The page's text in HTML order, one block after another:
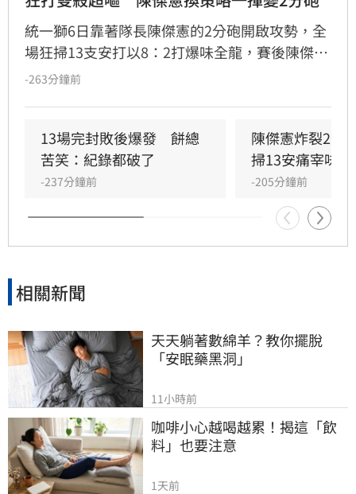
統一獅6日靠著隊長陳傑憲的2分砲開啟攻勢，全
場狂掃13支安打以8：2打爆味全龍，賽後陳傑憲
透露因為上週末自己擊出太多雙殺，當時上場只
-263分鐘前
13場完封敗後爆發　餅總
苦笑：紀錄都破了
-237分鐘前
陳傑憲炸裂2分
掃13安痛宰味全
-205分鐘前
相關新聞
天天躺著數綿羊？教你擺脫
「安眠藥黑洞」
11小時前
咖啡小心越喝越累！揭這「飲
料」也要注意
1天前